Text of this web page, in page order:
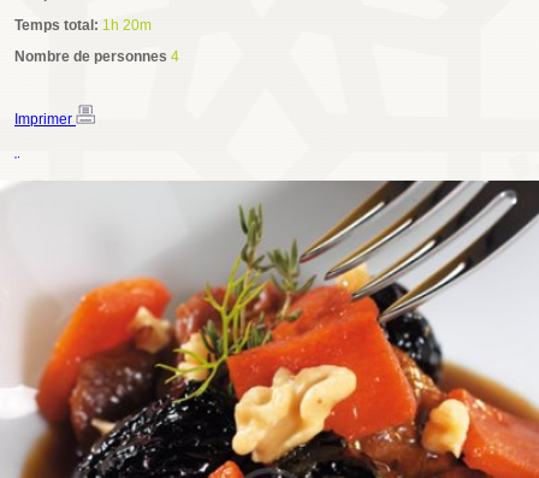
Temps total: 1h 20m
Nombre de personnes 4
Imprimer